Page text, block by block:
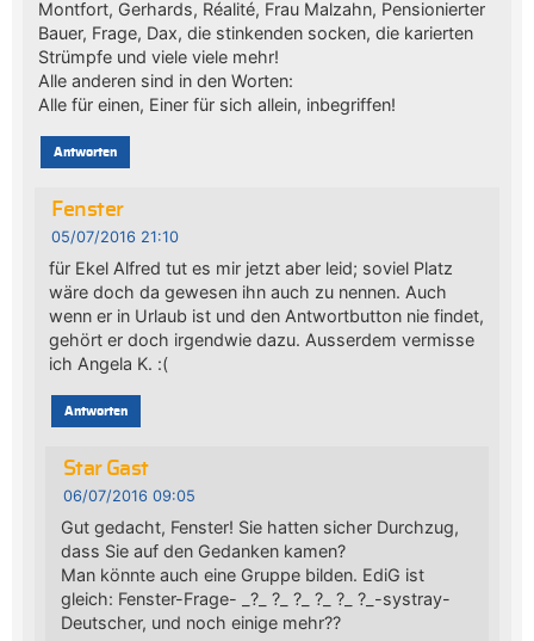
Montfort, Gerhards, Réalité, Frau Malzahn, Pensionierter
Bauer, Frage, Dax, die stinkenden socken, die karierten
Strümpfe und viele viele mehr!
Alle anderen sind in den Worten:
Alle für einen, Einer für sich allein, inbegriffen!
Antworten
Fenster
05/07/2016 21:10
für Ekel Alfred tut es mir jetzt aber leid; soviel Platz
wäre doch da gewesen ihn auch zu nennen. Auch
wenn er in Urlaub ist und den Antwortbutton nie findet,
gehört er doch irgendwie dazu. Ausserdem vermisse
ich Angela K. :(
Antworten
Star Gast
06/07/2016 09:05
Gut gedacht, Fenster! Sie hatten sicher Durchzug,
dass Sie auf den Gedanken kamen?
Man könnte auch eine Gruppe bilden. EdiG ist
gleich: Fenster-Frage- _?_ ?_ ?_ ?_ ?_ ?_-systray-
Deutscher, und noch einige mehr??